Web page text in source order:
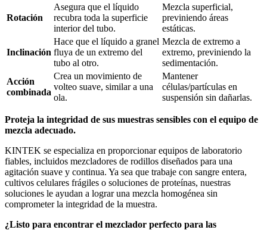
Rotación
Asegura que el líquido
recubra toda la superficie
interior del tubo.
Mezcla superficial,
previniendo áreas
estáticas.
Inclinación
Hace que el líquido a granel
fluya de un extremo del
tubo al otro.
Mezcla de extremo a
extremo, previniendo la
sedimentación.
Acción
combinada
Crea un movimiento de
volteo suave, similar a una
ola.
Mantener
células/partículas en
suspensión sin dañarlas.
Proteja la integridad de sus muestras sensibles con el equipo de
mezcla adecuado.
KINTEK se especializa en proporcionar equipos de laboratorio
fiables, incluidos mezcladores de rodillos diseñados para una
agitación suave y continua. Ya sea que trabaje con sangre entera,
cultivos celulares frágiles o soluciones de proteínas, nuestras
soluciones le ayudan a lograr una mezcla homogénea sin
comprometer la integridad de la muestra.
¿Listo para encontrar el mezclador perfecto para las